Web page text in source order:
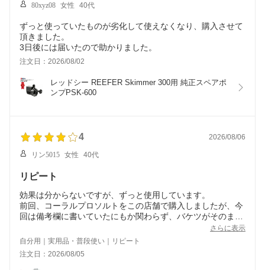
80xyz08 女性 40代
ずっと使っていたものが劣化して使えなくなり、購入させて
頂きました。
3日後には届いたので助かりました。
注文日：2026/08/02
レッドシー REEFER Skimmer 300用 純正スペアポ
ンプPSK-600
4 2026/08/06
リン5015 女性 40代
リピート
効果は分からないですが、ずっと使用しています。
前回、コーラルプロソルトをこの店舗で購入しましたが、今
回は備考欄に書いていたにもか関わらず、バケツがそのまま
で、伝票はバケツに直接貼り付けてあって届きました。前回
はラップで巻かれておりましたが今回は何故巻いていなかっ
たのか、、、
幸い、伝票も綺麗に剥がれましたが、残念な気持ちになりま
さらに表示
自分用｜実用品・普段使い｜リピート
注文日：2026/08/05